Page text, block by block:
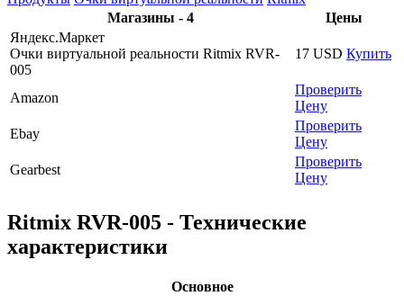
Магазины - 4
Цены
Яндекс.Маркет
Очки виртуальной реальности Ritmix RVR-
005
17 USD Купить
Amazon
Проверить
Цену
Ebay
Проверить
Цену
Gearbest
Проверить
Цену
Ritmix RVR-005 - Технические
характеристики
Основное